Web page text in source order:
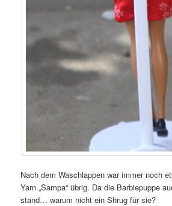
Nach dem Waschlappen war immer noch
Yarn „Sampa“ übrig. Da die Barbiepuppe
stand… warum nicht ein Shrug für sie?